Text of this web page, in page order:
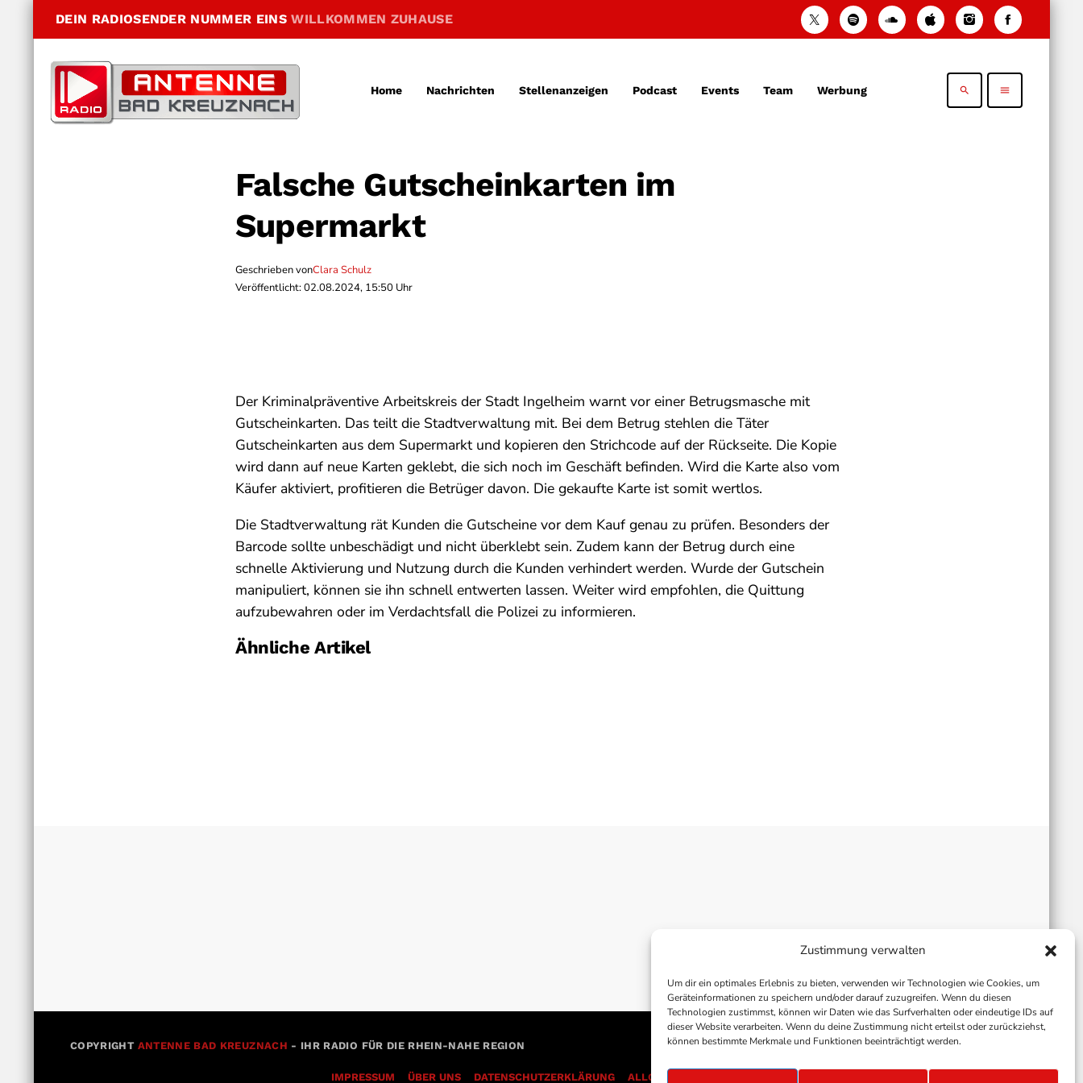
Zustimmung verwalten
Um dir ein optimales Erlebnis zu bieten, verwenden wir Technologien wie Cookies, um
Geräteinformationen zu speichern und/oder darauf zuzugreifen. Wenn du diesen
Technologien zustimmst, können wir Daten wie das Surfverhalten oder eindeutige IDs auf
dieser Website verarbeiten. Wenn du deine Zustimmung nicht erteilst oder zurückziehst,
können bestimmte Merkmale und Funktionen beeinträchtigt werden.
DEIN RADIOSENDER NUMMER EINSWILLKOMMEN ZUHAUSE
Home Nachrichten Stellenanzeigen Podcast Events Team Werbung search menu
Falsche Gutscheinkarten im
Supermarkt
Geschrieben vonClara Schulz
Veröffentlicht: 02.08.2024, 15:50 Uhr
Der Kriminalpräventive Arbeitskreis der Stadt Ingelheim warnt vor einer Betrugsmasche mit
Gutscheinkarten. Das teilt die Stadtverwaltung mit. Bei dem Betrug stehlen die Täter
Gutscheinkarten aus dem Supermarkt und kopieren den Strichcode auf der Rückseite. Die Kopie
wird dann auf neue Karten geklebt, die sich noch im Geschäft befinden. Wird die Karte also vom
Käufer aktiviert, profitieren die Betrüger davon. Die gekaufte Karte ist somit wertlos.
Die Stadtverwaltung rät Kunden die Gutscheine vor dem Kauf genau zu prüfen. Besonders der
Barcode sollte unbeschädigt und nicht überklebt sein. Zudem kann der Betrug durch eine
schnelle Aktivierung und Nutzung durch die Kunden verhindert werden. Wurde der Gutschein
manipuliert, können sie ihn schnell entwerten lassen. Weiter wird empfohlen, die Quittung
aufzubewahren oder im Verdachtsfall die Polizei zu informieren.
Ähnliche Artikel
COPYRIGHT ANTENNE BAD KREUZNACH - IHR RADIO FÜR DIE RHEIN-NAHE REGION
IMPRESSUM ÜBER UNS DATENSCHUTZERKLÄRUNG